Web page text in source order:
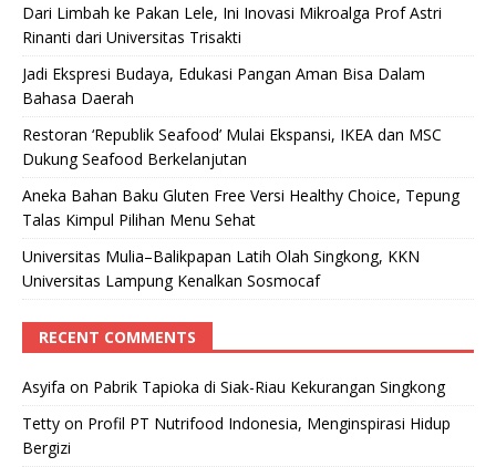
Dari Limbah ke Pakan Lele, Ini Inovasi Mikroalga Prof Astri
Rinanti dari Universitas Trisakti
Jadi Ekspresi Budaya, Edukasi Pangan Aman Bisa Dalam
Bahasa Daerah
Restoran ‘Republik Seafood’ Mulai Ekspansi, IKEA dan MSC
Dukung Seafood Berkelanjutan
Aneka Bahan Baku Gluten Free Versi Healthy Choice, Tepung
Talas Kimpul Pilihan Menu Sehat
Universitas Mulia–Balikpapan Latih Olah Singkong, KKN
Universitas Lampung Kenalkan Sosmocaf
RECENT COMMENTS
Asyifa on Pabrik Tapioka di Siak-Riau Kekurangan Singkong
Tetty on Profil PT Nutrifood Indonesia, Menginspirasi Hidup
Bergizi